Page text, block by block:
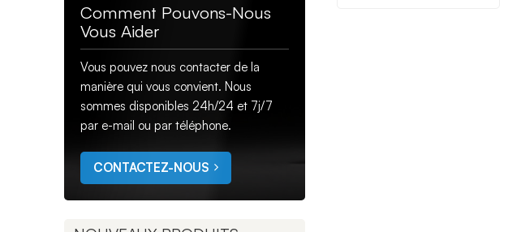
Comment Pouvons-Nous
Vous Aider
Vous pouvez nous contacter de la
manière qui vous convient. Nous
sommes disponibles 24h/24 et 7j/7
par e-mail ou par téléphone.
CONTACTEZ-NOUS